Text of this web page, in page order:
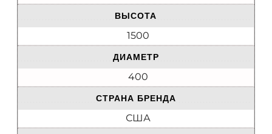
ВЫСОТА
1500
ДИАМЕТР
400
СТРАНА БРЕНДА
США